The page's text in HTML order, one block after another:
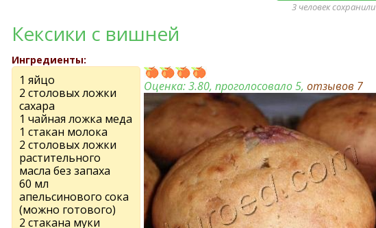
3 человек сохранили
Кексики с вишней
Ингредиенты:
1 яйцо
2 столовых ложки
сахара
1 чайная ложка меда
1 стакан молока
2 столовых ложки
растительного
масла без запаха
60 мл
апельсинового сока
(можно готового)
2 стакана муки
Оценка:3.80, проголосовало 5,отзывов 7